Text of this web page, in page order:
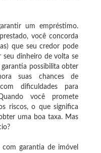
um empréstimo.
você concorda
que seu credor pode
seu dinheiro de volta se
possibilita obter
suas chances de
dificuldades para
você promete
riscos, o que significa
uma boa taxa. Mas
garantia de imóvel